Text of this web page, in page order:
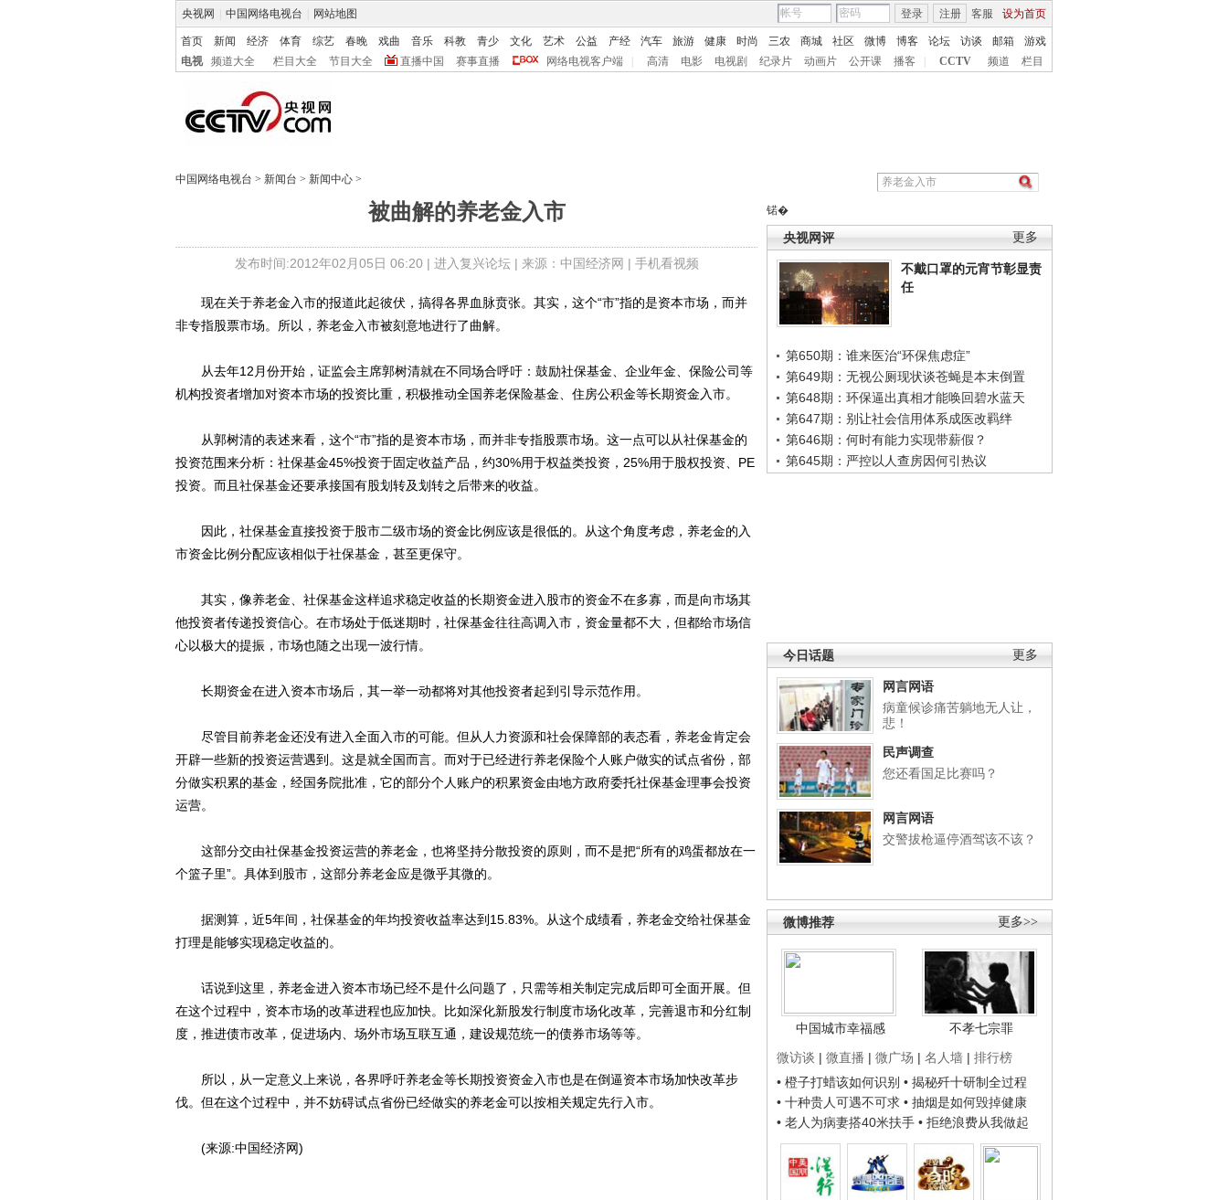
央视网 中国网络电视台 网站地图 客服 设为首页
登录 注册
首页 新闻 经济 体育 综艺 春晚 戏曲 音乐 科教 青少 文化 艺术 公益 产经 汽车 旅游 健康 时尚 三农 商城 社区 微博 博客 论坛 访谈 邮箱
游戏
电视
频道大全 栏目大全 节目大全 直播中国 赛事直播 网络电视客户端 高清 电影 电视剧 纪录片 动画片 公开课 播客 CCTV 频道 栏目
中国网络电视台 > 新闻台 > 新闻中心 >
被曲解的养老金入市
发布时间:2012年02月05日 06:20 | 进入复兴论坛| 来源：中国经济网 | 手机看视频
锘�
更多
央视网评
不戴口罩的元宵节彰显责
任
第650期：谁来医治“环保焦虑症”
第649期：无视公厕现状谈苍蝇是本末倒置
第648期：环保逼出真相才能唤回碧水蓝天
第647期：别让社会信用体系成医改羁绊
第646期：何时有能力实现带薪假？
第645期：严控以人查房因何引热议
更多
今日话题
网言网语
病童候诊痛苦躺地无人让，
悲！
民声调查
您还看国足比赛吗？
网言网语
交警拔枪逼停酒驾该不该？
更多>>
微博推荐
中国城市幸福感
不孝七宗罪
微访谈 | 微直播 | 微广场 | 名人墙 | 排行榜
• 橙子打蜡该如何识别 • 揭秘歼十研制全过程
• 十种贵人可遇不可求 • 抽烟是如何毁掉健康
• 老人为病妻搭40米扶手 • 拒绝浪费从我做起
现在关于养老金入市的报道此起彼伏，搞得各界血脉贲张。其实，这个“市”指的是资本市场，而并
非专指股票市场。所以，养老金入市被刻意地进行了曲解。
从去年12月份开始，证监会主席郭树清就在不同场合呼吁：鼓励社保基金、企业年金、保险公司等
机构投资者增加对资本市场的投资比重，积极推动全国养老保险基金、住房公积金等长期资金入市。
从郭树清的表述来看，这个“市”指的是资本市场，而并非专指股票市场。这一点可以从社保基金的
投资范围来分析：社保基金45%投资于固定收益产品，约30%用于权益类投资，25%用于股权投资、PE
投资。而且社保基金还要承接国有股划转及划转之后带来的收益。
因此，社保基金直接投资于股市二级市场的资金比例应该是很低的。从这个角度考虑，养老金的入
市资金比例分配应该相似于社保基金，甚至更保守。
其实，像养老金、社保基金这样追求稳定收益的长期资金进入股市的资金不在多寡，而是向市场其
他投资者传递投资信心。在市场处于低迷期时，社保基金往往高调入市，资金量都不大，但都给市场信
心以极大的提振，市场也随之出现一波行情。
长期资金在进入资本市场后，其一举一动都将对其他投资者起到引导示范作用。
尽管目前养老金还没有进入全面入市的可能。但从人力资源和社会保障部的表态看，养老金肯定会
开辟一些新的投资运营遇到。这是就全国而言。而对于已经进行养老保险个人账户做实的试点省份，部
分做实积累的基金，经国务院批准，它的部分个人账户的积累资金由地方政府委托社保基金理事会投资
运营。
这部分交由社保基金投资运营的养老金，也将坚持分散投资的原则，而不是把“所有的鸡蛋都放在一
个篮子里”。具体到股市，这部分养老金应是微乎其微的。
据测算，近5年间，社保基金的年均投资收益率达到15.83%。从这个成绩看，养老金交给社保基金
打理是能够实现稳定收益的。
话说到这里，养老金进入资本市场已经不是什么问题了，只需等相关制定完成后即可全面开展。但
在这个过程中，资本市场的改革进程也应加快。比如深化新股发行制度市场化改革，完善退市和分红制
度，推进债市改革，促进场内、场外市场互联互通，建设规范统一的债券市场等等。
所以，从一定意义上来说，各界呼吁养老金等长期投资资金入市也是在倒逼资本市场加快改革步
伐。但在这个过程中，并不妨碍试点省份已经做实的养老金可以按相关规定先行入市。
(来源:中国经济网)